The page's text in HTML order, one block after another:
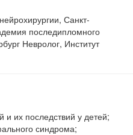
Санкт-
последипломного
Невролог, Институт
их последствий у детей;
синдрома;